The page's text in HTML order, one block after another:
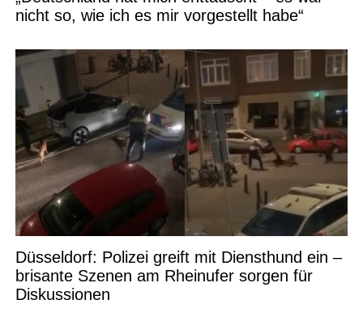
nicht so, wie ich es mir vorgestellt habe“
Düsseldorf: Polizei greift mit Diensthund ein –
brisante Szenen am Rheinufer sorgen für
Diskussionen